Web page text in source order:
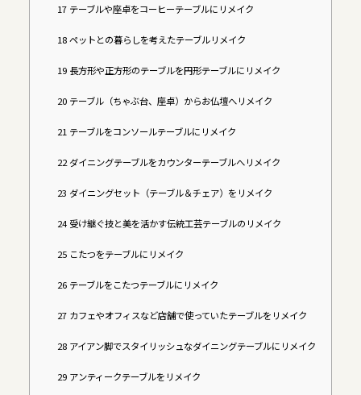
17テーブルや座卓をコーヒーテーブルにリメイク
18ペットとの暮らしを考えたテーブルリメイク
19長方形や正方形のテーブルを円形テーブルにリメイク
20テーブル（ちゃぶ台、座卓）からお仏壇へリメイク
21 テーブルをコンソールテーブルにリメイク
22ダイニングテーブルをカウンターテーブルへリメイク
23 ダイニングセット（テーブル＆チェア）をリメイク
24受け継ぐ技と美を活かす伝統工芸テーブルのリメイク
25こたつをテーブルにリメイク
26テーブルをこたつテーブルにリメイク
27カフェやオフィスなど店舗で使っていたテーブルをリメイク
28アイアン脚でスタイリッシュなダイニングテーブルにリメイク
29アンティークテーブルをリメイク